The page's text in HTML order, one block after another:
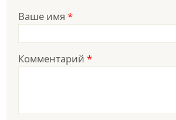
Ваше имя *
Комментарий *